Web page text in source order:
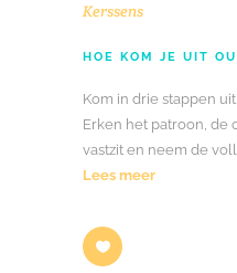
Kerssens
HOE KOM JE UIT
Kom in drie stappen
Erken het patroon, de
vastzit en neem de
Lees meer